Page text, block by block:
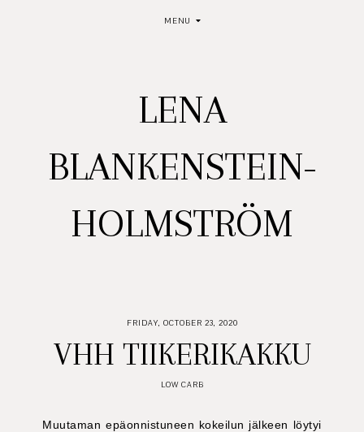
MENU
LENA
BLANKENSTEIN-
HOLMSTRÖM
FRIDAY, OCTOBER 23, 2020
VHH TIIKERIKAKKU
LOW CARB
Muutaman epäonnistuneen kokeilun jälkeen löytyi